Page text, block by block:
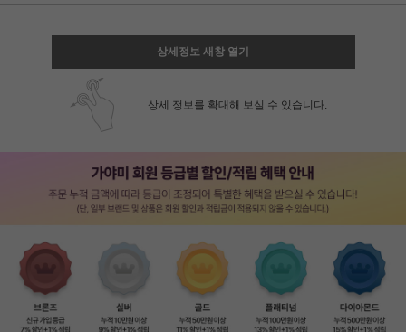
상세정보 새창 열기
상세 정보를 확대해 보실 수 있습니다.